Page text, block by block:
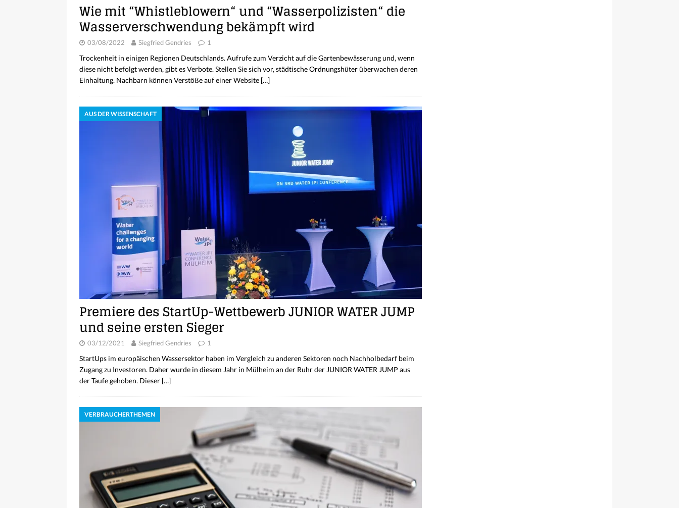
Wie mit “Whistleblowern“ und “Wasserpolizisten“ die
Wasserverschwendung bekämpft wird
03/08/2022 Siegfried Gendries 1
Trockenheit in einigen Regionen Deutschlands. Aufrufe zum Verzicht auf die Gartenbewässerung und, wenn
diese nicht befolgt werden, gibt es Verbote. Stellen Sie sich vor, städtische Ordnungshüter überwachen deren
Einhaltung. Nachbarn können Verstöße auf einer Website […]
AUS DER WISSENSCHAFT
Premiere des StartUp-Wettbewerb JUNIOR WATER JUMP
und seine ersten Sieger
03/12/2021 Siegfried Gendries 1
StartUps im europäischen Wassersektor haben im Vergleich zu anderen Sektoren noch Nachholbedarf beim
Zugang zu Investoren. Daher wurde in diesem Jahr in Mülheim an der Ruhr der JUNIOR WATER JUMP aus
der Taufe gehoben. Dieser […]
VERBRAUCHERTHEMEN